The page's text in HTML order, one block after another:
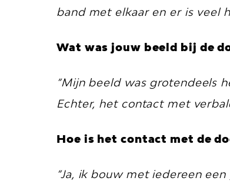
band met elkaar en er is veel
Wat was jouw beeld bij de
“Mijn beeld was grotendeels
Echter, het contact met
Hoe is het contact met de
“Ja, ik bouw met iedereen